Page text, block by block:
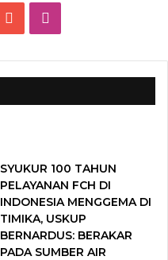
u
b
e
s
g
r
a
SYUKUR 100 TAHUN
PELAYANAN FCH DI
INDONESIA MENGGEMA DI
TIMIKA, USKUP
BERNARDUS: BERAKAR
PADA SUMBER AIR